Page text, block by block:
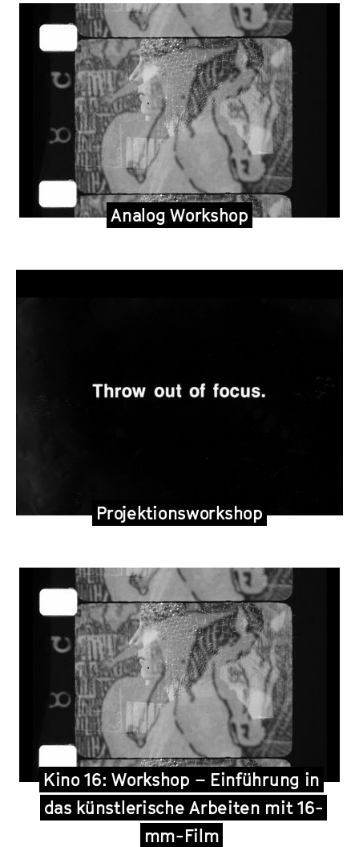
Analog Workshop
Projektionsworkshop
Kino 16: Workshop – Einführung in
das künstlerische Arbeiten mit 16-
mm-Film